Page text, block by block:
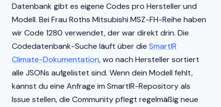
Datenbank gibt es eigene Codes pro Hersteller und
Modell. Bei Frau Roths Mitsubishi MSZ-FH-Reihe haben
wir Code 1280 verwendet, der war direkt drin. Die
Codedatenbank-Suche läuft über die SmartIR
Climate-Dokumentation, wo nach Hersteller sortiert
alle JSONs aufgelistet sind. Wenn dein Modell fehlt,
kannst du eine Anfrage im SmartIR-Repository als
Issue stellen, die Community pflegt regelmäßig neue